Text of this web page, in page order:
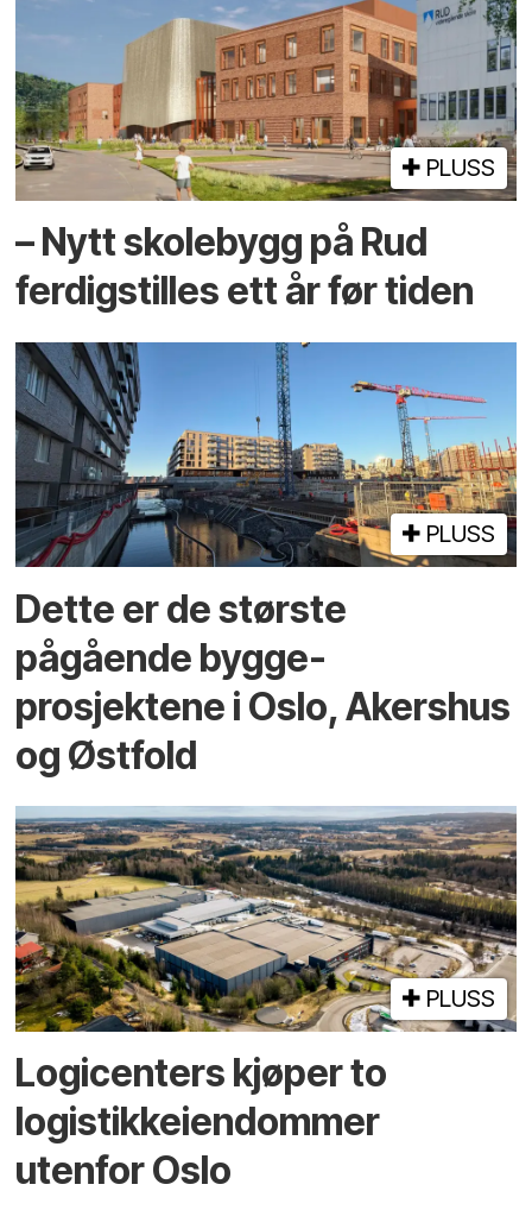
PLUSS
– Nytt skolebygg på Rud
ferdigstilles ett år før tiden
PLUSS
Dette er de største
pågående bygge­
prosjektene i Oslo, Akershus
og Østfold
PLUSS
Logicenters kjøper to
logistikk­eiendommer
utenfor Oslo